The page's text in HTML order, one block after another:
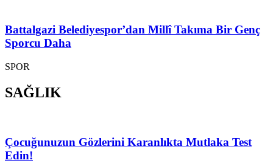
Battalgazi Belediyespor’dan Millî Takıma Bir Genç
Sporcu Daha
SPOR
SAĞLIK
Çocuğunuzun Gözlerini Karanlıkta Mutlaka Test
Edin!